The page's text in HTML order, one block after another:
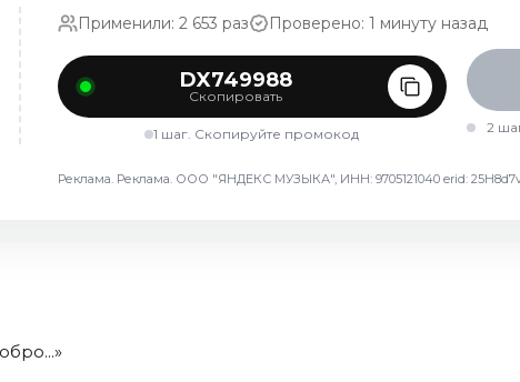
Применили: 2 653 раз Проверено: 1 минуту назад
DX749988
Скопировать
1 шаг. Скопируйте промокод
2
Реклама. Реклама. ООО "ЯНДЕКС МУЗЫКА", ИНН: 9705121040 erid: